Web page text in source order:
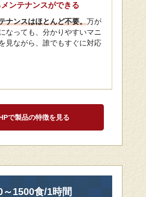
ンテナンスができる
ナンスはほとんど不要。万が
なっても、分かりやすいマニ
見ながら、誰でもすぐに対応
で製品の特徴を見る
～1500食/1時間